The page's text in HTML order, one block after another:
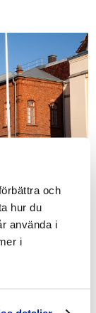
och
hur du
använda i
i